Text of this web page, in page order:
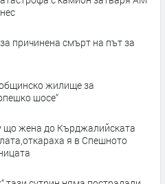
причинена смърт на път за
жилище за
шосе“
що жена до Кърджалийската
я в Спешното